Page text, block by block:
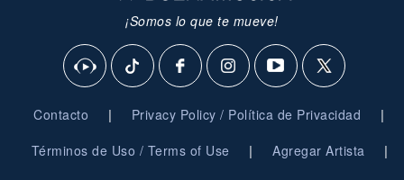
¡Somos lo que te mueve!
Contacto | Privacy Policy / Política de Privacidad |
Términos de Uso / Terms of Use | Agregar Artista |